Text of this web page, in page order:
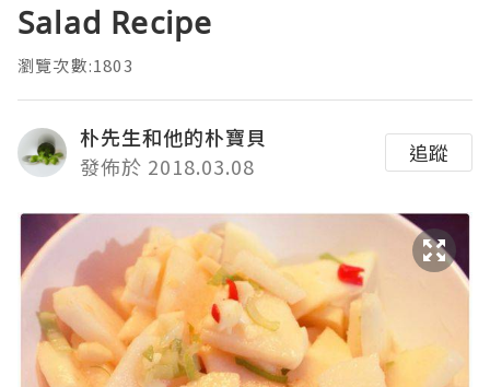
Salad Recipe
瀏覽次數:1803
朴先生和他的朴寶貝
發佈於 2018.03.08
追蹤